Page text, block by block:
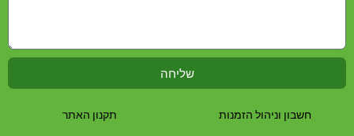
שליחה
חשבון וניהול הזמנות תקנון האתר